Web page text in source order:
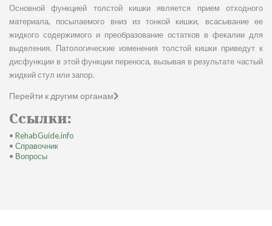
Основной функцией толстой кишки является прием отходного
материала, посылаемого вниз из тонкой кишки, всасывание ее
жидкого содержимого и преобразование остатков в фекалии для
выделения. Патологические изменения толстой кишки приведут к
дисфункции в этой функции переноса, вызывая в результате частый
жидкий стул или запор.
Перейти к другим органам
Ссылки:
• RehabGuide.info
• Справочник
• Вопросы